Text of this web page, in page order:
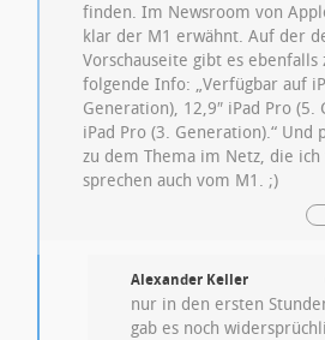
finden. Im Newsroom von
klar der M1 erwähnt. Auf der
Vorschauseite gibt es ebenfalls
folgende Info: „Verfügbar auf
Generation), 12,9″ iPad Pro (5.
iPad Pro (3. Generation).“ Und
zu dem Thema im Netz, die
sprechen auch vom M1. ;)
Alexander Keller
nur in den ersten
gab es noch